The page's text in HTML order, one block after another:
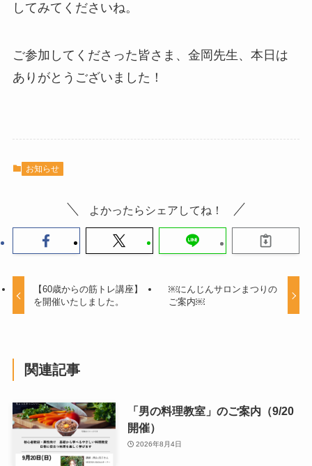
してみてくださいね。
ご参加してくださった皆さま、金岡先生、本日は
ありがとうございました！
お知らせ
よかったらシェアしてね！
【60歳からの筋トレ講座】
を開催いたしました。
￼にんじんサロンまつりの
ご案内￼
関連記事
「男の料理教室」のご案内（9/20
開催）
2026年8月4日